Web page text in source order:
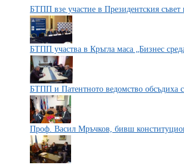
БТПП взе участие в Президентския съвет
БТПП участва в Кръгла маса „Бизнес
БТПП и Патентното ведомство обсъдиха
Проф. Васил Мръчков, бивш